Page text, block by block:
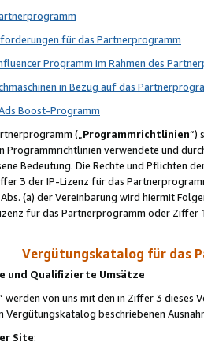
für das Partnerprogramm
Programm im Rahmen des
in Bezug auf das
Boost-Programm
(„Programmrichtlinien“)
Programmrichtlinien verwendete und
Bedeutung. Die Rechte und Pflichten
3 der IP-Lizenz für das
(a) der Vereinbarung wird hiermit
für das Partnerprogramm oder
Vergütungskatalog für das
und Qualifizierte Umsätze
werden von uns mit den in Ziffer 3
Vergütungskatalog beschriebenen
Site: